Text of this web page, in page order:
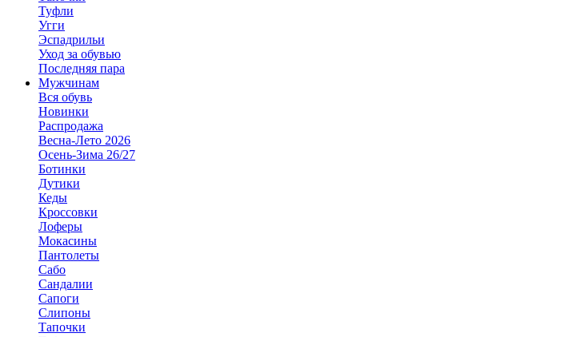
Туфли
Угги
Эспадрильи
Уход за обувью
Последняя пара
Мужчинам
Вся обувь
Новинки
Распродажа
Весна-Лето 2026
Осень-Зима 26/27
Ботинки
Дутики
Кеды
Кроссовки
Лоферы
Мокасины
Пантолеты
Сабо
Сандалии
Сапоги
Слипоны
Тапочки